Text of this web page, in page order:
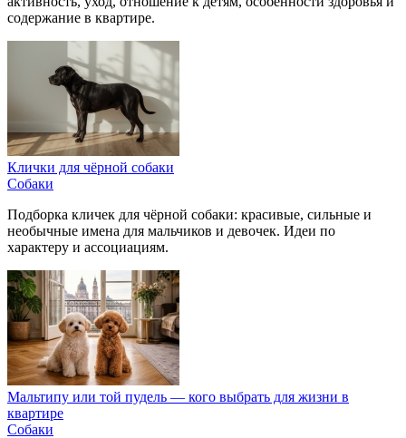
содержание в квартире.
Клички для чёрной собаки
Собаки
Подборка кличек для чёрной собаки: красивые, сильные и
необычные имена для мальчиков и девочек. Идеи по
характеру и ассоциациям.
Мальтипу или той пудель — кого выбрать для жизни в
квартире
Собаки